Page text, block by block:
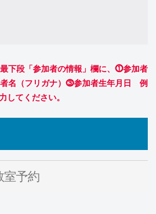
下段「参加者の情報」欄に、⓵参加者
名（フリガナ）⓷参加者生年月日 例
してください。
室予約